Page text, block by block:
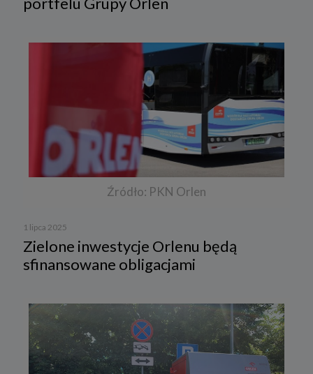
Źródło: PKN Orlen
1 lipca 2025
Zielone inwestycje Orlenu będą
sfinansowane obligacjami